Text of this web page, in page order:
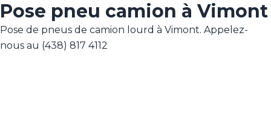
Pose pneu camion à Vimont
Pose de pneus de camion lourd à Vimont. Appelez-
nous au (438) 817 4112